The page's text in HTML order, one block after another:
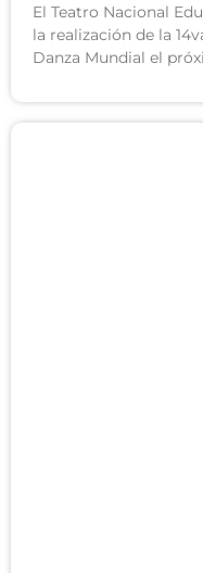
El Teatro Nacional
la realización de la
Danza Mundial el